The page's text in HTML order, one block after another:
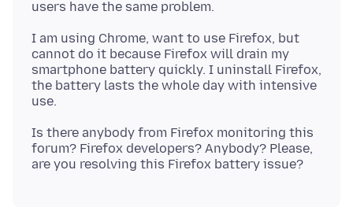
I am using Chrome, want to use Firefox, but
cannot do it because Firefox will drain my
smartphone battery quickly. I uninstall Firefox,
the battery lasts the whole day with intensive
Is there anybody from Firefox monitoring this
forum? Firefox developers? Anybody? Please,